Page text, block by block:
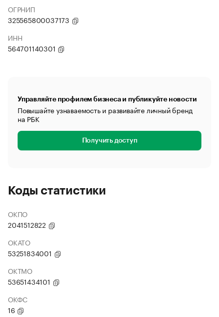
ОГРНИП
325565800037173
ИНН
564701140301
Управляйте профилем бизнеса и публикуйте новости
Повышайте узнаваемость и развивайте личный бренд
на РБК
Получить доступ
Коды статистики
ОКПО
2041512822
ОКАТО
53251834001
ОКТМО
53651434101
ОКФС
16